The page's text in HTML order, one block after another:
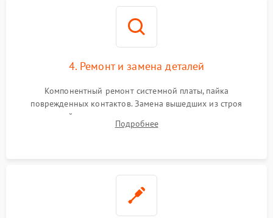
4. Ремонт и замена деталей
Компонентный ремонт системной платы, пайка
поврежденных контактов. Замена вышедших из строя
двигателей, изношенного аккумулятора, неисправного
лидара или помпы подачи воды. Восстановление шлейфов и
Подробнее